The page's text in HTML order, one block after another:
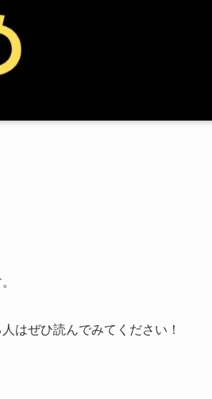
はぜひ読んでみてください！